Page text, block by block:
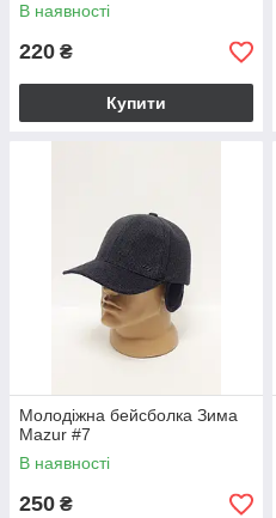
В наявності
220 ₴
Купити
Молодіжна бейсболка Зима
Mazur #7
В наявності
250 ₴